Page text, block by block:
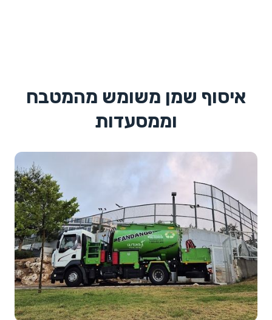
איסוף שמן משומש מהמטבח
וממסעדות